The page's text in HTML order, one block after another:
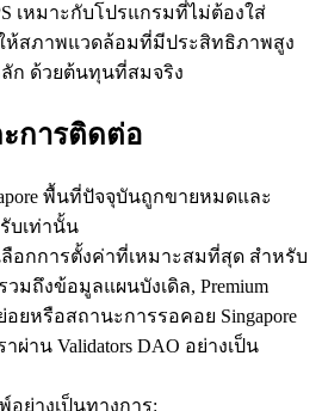
เหมาะกับโปรแกรมที่ไม่ต้องใส่
ห้สภาพแวดล้อมที่มีประสิทธิภาพสูง
ก ด้วยต้นทุนที่สมจริง
การติดต่อ
พื้นที่ปัจจุบันถูกขายหมดและ
บเท่านั้น
อกการตั้งค่าที่เหมาะสมที่สุด สําหรับ
ถึงข้อมูลแผนบังเดิล, Premium
อยหรือสถานะการรอคอย Singapore
าน Validators DAO อย่างเป็น
อย่างเป็นทางการ: